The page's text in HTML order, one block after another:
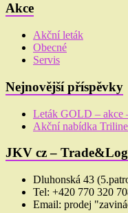
Akce
Akční leták
Obecné
Servis
Nejnovější příspěvky
Leták GOLD – akce
Akční nabídka
JKV cz –
Dluhonská 43
Tel: +420 770 320
Email: prodej